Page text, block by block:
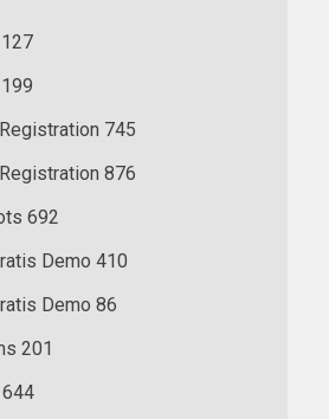
745
876
692
Demo 410
Demo 86
201